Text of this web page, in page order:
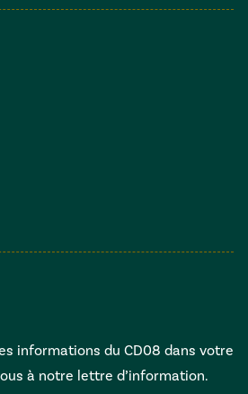
informations du CD08 dans votre
à notre lettre d’information.